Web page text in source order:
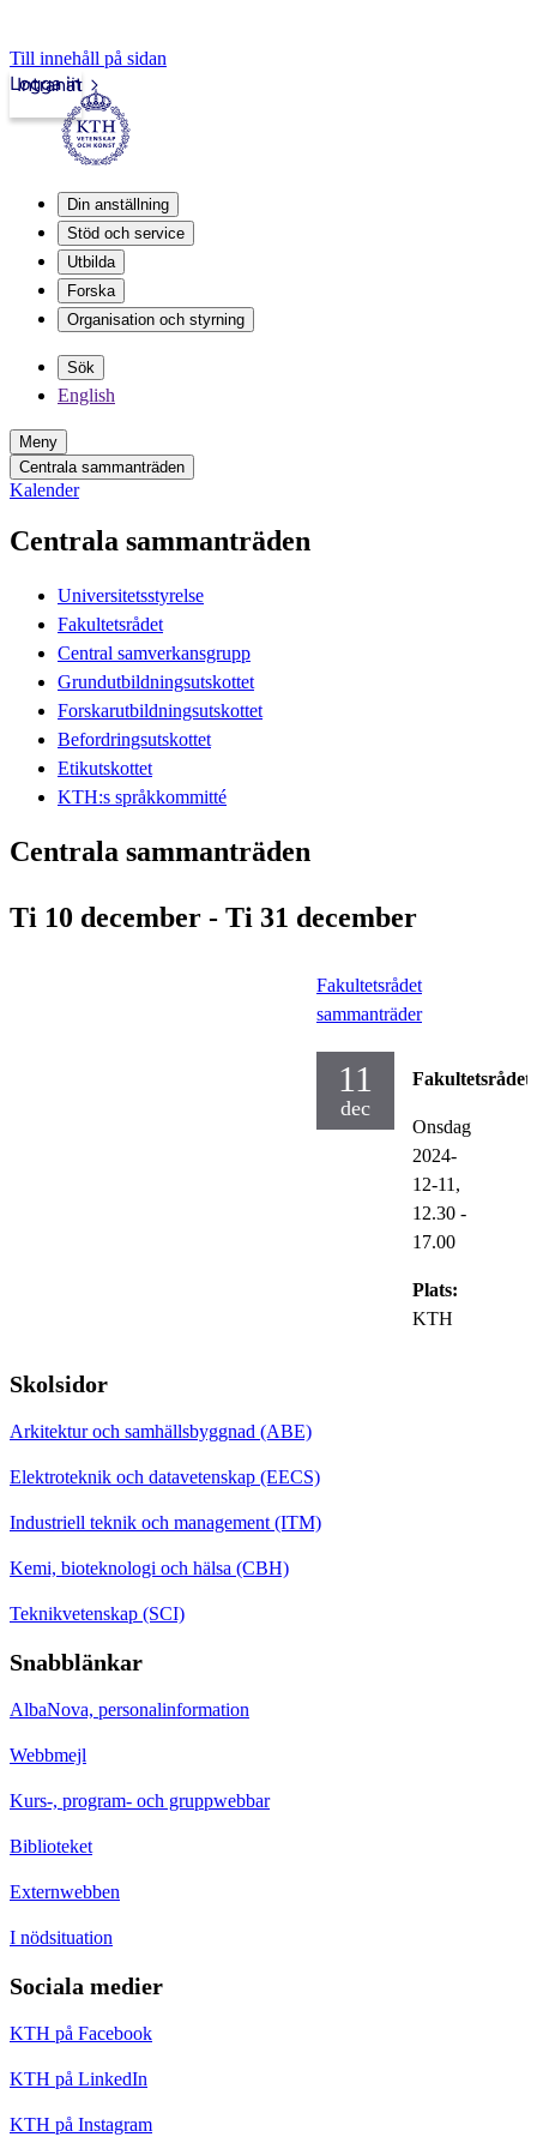
Till innehåll på sidan
Intranät
Logga in
Din anställning
Stöd och service
Utbilda
Forska
Organisation och styrning
Sök
English
Meny
Centrala sammanträden
Kalender
Centrala sammanträden
Universitetsstyrelse
Fakultetsrådet
Central samverkansgrupp
Grundutbildningsutskottet
Forskarutbildningsutskottet
Befordringsutskottet
Etikutskottet
KTH:s språkkommitté
Centrala sammanträden
Ti 10 december - Ti 31 december
Fakultetsrådet
sammanträder
11
dec
Fakultetsrådet
Onsdag
2024-
12-11,
12.30 -
17.00
Plats:
KTH
Skolsidor
Arkitektur och samhällsbyggnad (ABE)
Elektroteknik och datavetenskap (EECS)
Industriell teknik och management (ITM)
Kemi, bioteknologi och hälsa (CBH)
Teknikvetenskap (SCI)
Snabblänkar
AlbaNova, personalinformation
Webbmejl
Kurs-, program- och gruppwebbar
Biblioteket
Externwebben
I nödsituation
Sociala medier
KTH på Facebook
KTH på LinkedIn
KTH på Instagram